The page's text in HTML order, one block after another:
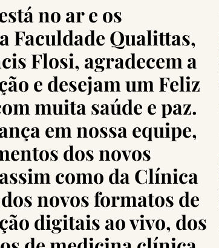
no ar e os
Faculdade Qualittas,
Flosi, agradecem a
e desejam um Feliz
muita saúde e paz.
em nossa equipe,
dos novos
como da Clínica
novos formatos de
digitais ao vivo, dos